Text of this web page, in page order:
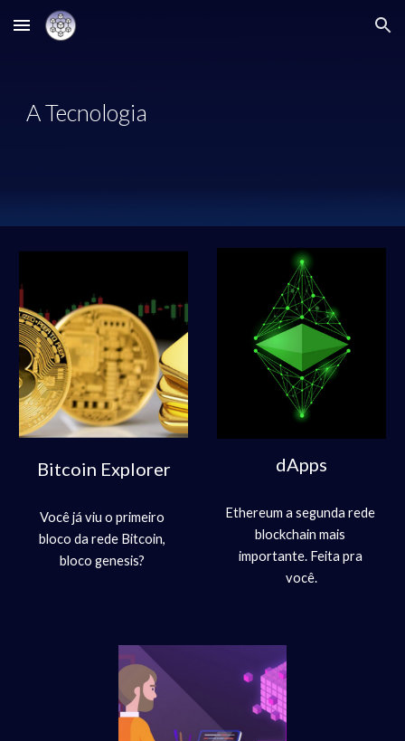
Skip to main content Skip to navigation
A Tecnologia
Bitcoin Explorer
Você já viu o primeiro
bloco da rede Bitcoin,
bloco genesis?
dApps
Ethereum a segunda rede
blockchain mais
importante. Feita pra
você.